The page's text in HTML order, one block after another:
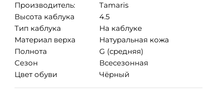
Производитель:
Tamaris
Высота каблука
4.5
Тип каблука
На каблуке
Материал верха
Натуральная кожа
Полнота
G (средняя)
Сезон
Всесезонная
Цвет обуви
Чёрный